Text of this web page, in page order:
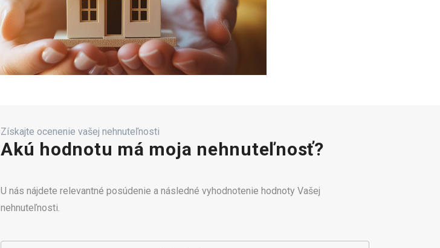
Získajte ocenenie vašej nehnuteľnosti
Akú hodnotu má moja nehnuteľnosť?
U nás nájdete relevantné posúdenie a následné vyhodnotenie hodnoty Vašej
nehnuteľnosti.